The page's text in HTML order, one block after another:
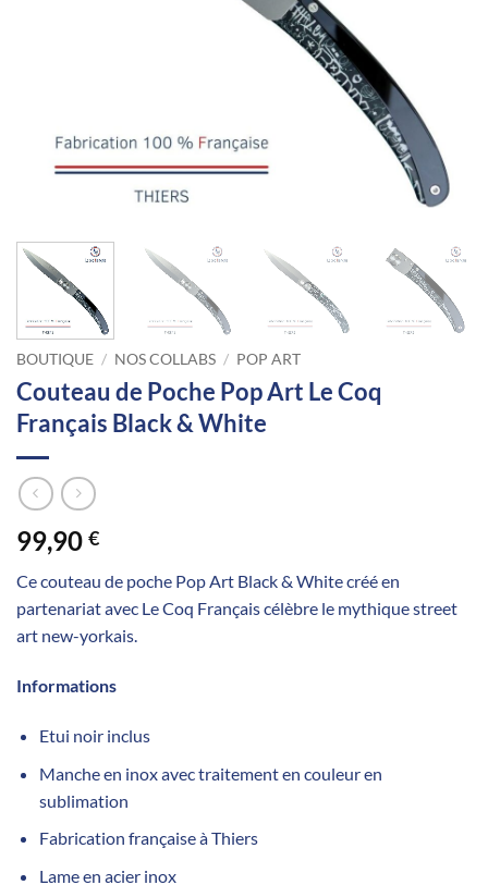
BOUTIQUE / NOS COLLABS / POP ART
Couteau de Poche Pop Art Le Coq
Français Black & White
99,90 €
Ce couteau de poche Pop Art Black & White créé en
partenariat avec Le Coq Français célèbre le mythique street
art new-yorkais.
Informations
Etui noir inclus
Manche en inox avec traitement en couleur en
sublimation
Fabrication française à Thiers
Lame en acier inox